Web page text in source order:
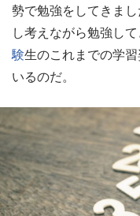
勢で勉強をしてきま
し考えながら勉強し
験生のこれまでの学
いるのだ。